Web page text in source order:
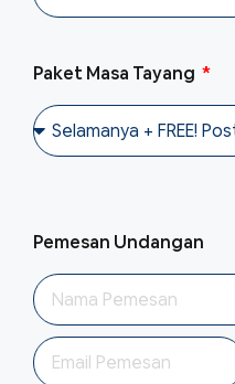
Paket Masa Tayang
Pemesan Undangan